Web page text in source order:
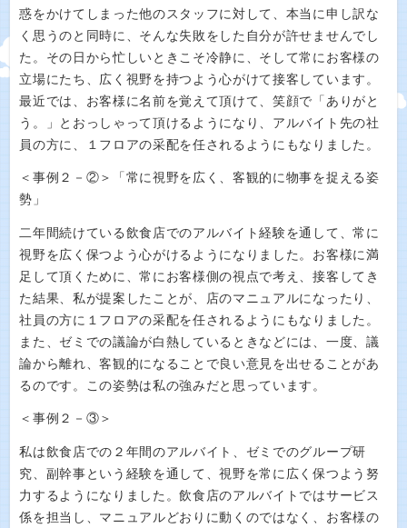
惑をかけてしまった他のスタッフに対して、本当に申し訳な
く思うのと同時に、そんな失敗をした自分が許せませんでし
た。その日から忙しいときこそ冷静に、そして常にお客様の
立場にたち、広く視野を持つよう心がけて接客しています。
最近では、お客様に名前を覚えて頂けて、笑顔で「ありがと
う。」とおっしゃって頂けるようになり、アルバイト先の社
員の方に、１フロアの采配を任されるようにもなりました。
＜事例２－②＞「常に視野を広く、客観的に物事を捉える姿
勢」
二年間続けている飲食店でのアルバイト経験を通して、常に
視野を広く保つよう心がけるようになりました。お客様に満
足して頂くために、常にお客様側の視点で考え、接客してき
た結果、私が提案したことが、店のマニュアルになったり、
社員の方に１フロアの采配を任されるようにもなりました。
また、ゼミでの議論が白熱しているときなどには、一度、議
論から離れ、客観的になることで良い意見を出せることがあ
るのです。この姿勢は私の強みだと思っています。
＜事例２－③＞
私は飲食店での２年間のアルバイト、ゼミでのグループ研
究、副幹事という経験を通して、視野を常に広く保つよう努
力するようになりました。飲食店のアルバイトではサービス
係を担当し、マニュアルどおりに動くのではなく、お客様の